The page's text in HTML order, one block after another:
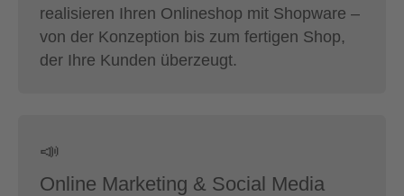
realisieren Ihren Onlineshop mit Shopware –
von der Konzeption bis zum fertigen Shop,
der Ihre Kunden überzeugt.
📣
Online Marketing & Social Media